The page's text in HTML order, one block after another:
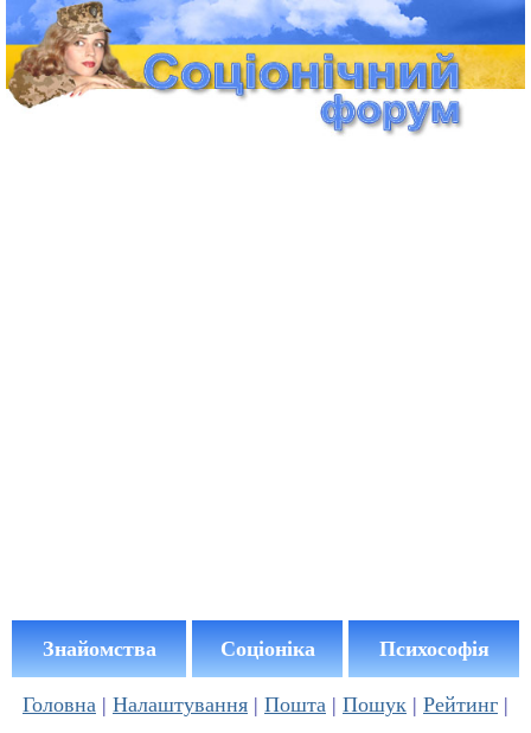
Знайомства Соціоніка Психософія
Головна | Налаштування | Пошта | Пошук | Рейтинг |